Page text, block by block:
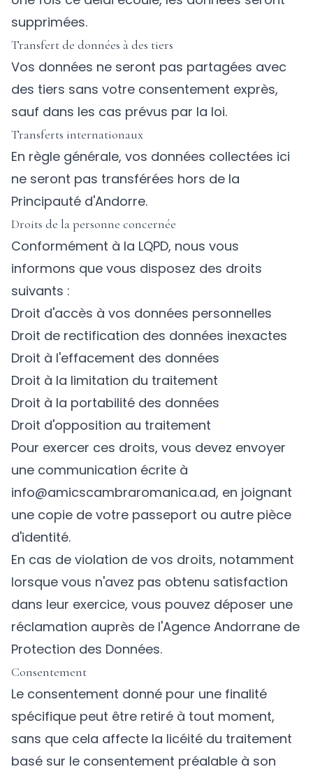
supprimées.
Transfert de données à des tiers
Vos données ne seront pas partagées avec
des tiers sans votre consentement exprès,
sauf dans les cas prévus par la loi.
Transferts internationaux
En règle générale, vos données collectées ici
ne seront pas transférées hors de la
Principauté d'Andorre.
Droits de la personne concernée
Conformément à la LQPD, nous vous
informons que vous disposez des droits
suivants :
Droit d'accès à vos données personnelles
Droit de rectification des données inexactes
Droit à l'effacement des données
Droit à la limitation du traitement
Droit à la portabilité des données
Droit d'opposition au traitement
Pour exercer ces droits, vous devez envoyer
une communication écrite à
info@amicscambraromanica.ad, en joignant
une copie de votre passeport ou autre pièce
d'identité.
En cas de violation de vos droits, notamment
lorsque vous n'avez pas obtenu satisfaction
dans leur exercice, vous pouvez déposer une
réclamation auprès de l'Agence Andorrane de
Protection des Données.
Consentement
Le consentement donné pour une finalité
spécifique peut être retiré à tout moment,
sans que cela affecte la licéité du traitement
basé sur le consentement préalable à son